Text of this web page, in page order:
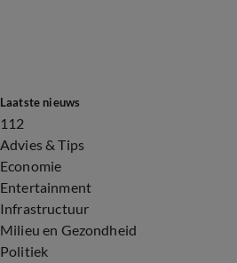
Laatste nieuws
112
Advies & Tips
Economie
Entertainment
Infrastructuur
Milieu en Gezondheid
Politiek